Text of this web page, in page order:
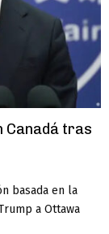
Canadá tras
basada en la
a Ottawa